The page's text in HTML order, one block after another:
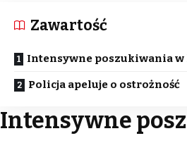
Zawartość
Intensywne poszukiwania w
Policja apeluje o ostrożność
Intensywne